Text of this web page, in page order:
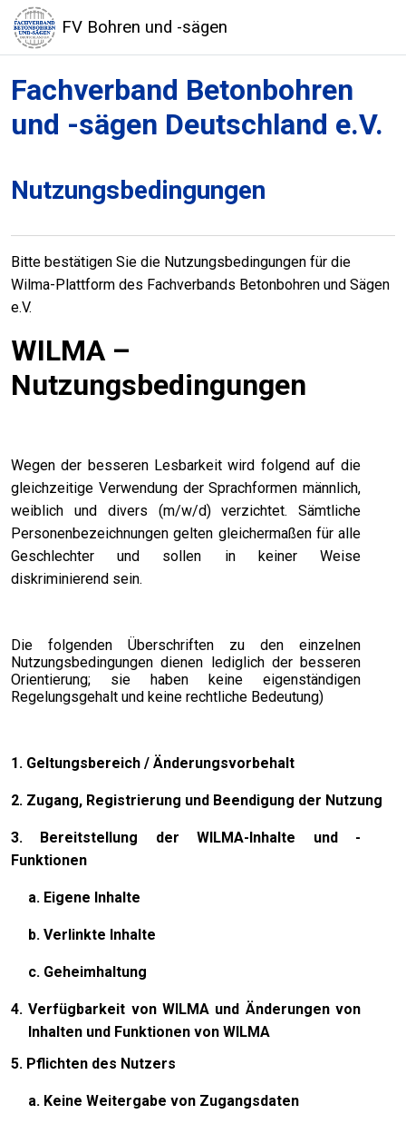
Zum Hauptinhalt
FV Bohren und -sägen
Fachverband Betonbohren
und -sägen Deutschland e.V.
Nutzungsbedingungen
Bitte bestätigen Sie die Nutzungsbedingungen für die
Wilma-Plattform des Fachverbands Betonbohren und Sägen
e.V.
WILMA –
Nutzungsbedingungen
Wegen der besseren Lesbarkeit wird folgend auf die
gleichzeitige Verwendung der Sprachformen männlich,
weiblich und divers (m/w/d) verzichtet. Sämtliche
Personenbezeichnungen gelten gleichermaßen für alle
Geschlechter und sollen in keiner Weise
diskriminierend sein.
Die folgenden Überschriften zu den einzelnen
Nutzungsbedingungen dienen lediglich der besseren
Orientierung; sie haben keine eigenständigen
Regelungsgehalt und keine rechtliche Bedeutung)
1. Geltungsbereich / Änderungsvorbehalt
2. Zugang, Registrierung und Beendigung der Nutzung
3. Bereitstellung der WILMA-Inhalte und -
Funktionen
a. Eigene Inhalte
b. Verlinkte Inhalte
c. Geheimhaltung
4. Verfügbarkeit von WILMA und Änderungen von
Inhalten und Funktionen von WILMA
5. Pflichten des Nutzers
a. Keine Weitergabe von Zugangsdaten